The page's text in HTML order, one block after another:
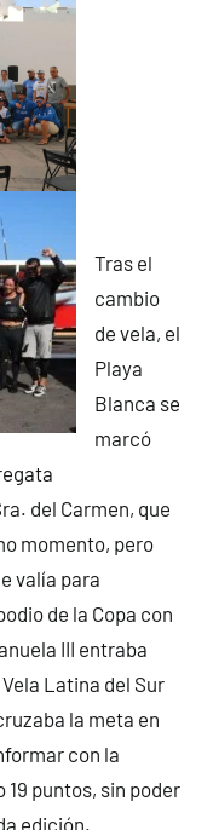
Tras el
cambio
de vela, el
Playa
Blanca se
marcó
del Carmen, que
momento, pero
valía para
de la Copa con
III entraba
Latina del Sur
la meta en
con la
19 puntos, sin poder
edición.